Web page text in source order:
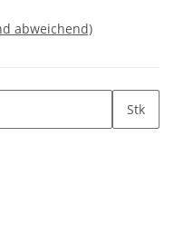
abweichend)
Stk